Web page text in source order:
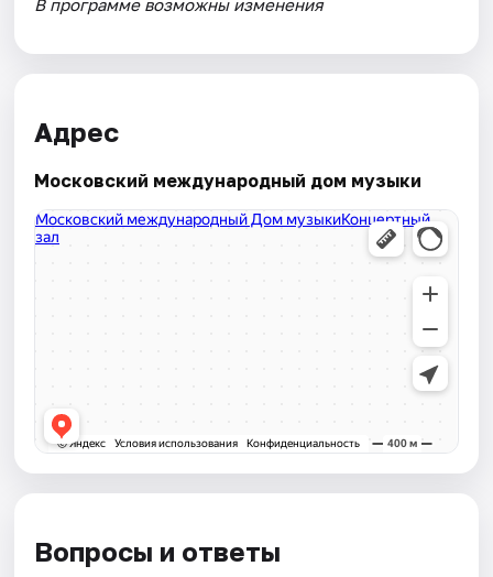
В программе возможны изменения
Адрес
Московский международный дом музыки
Вопросы и ответы